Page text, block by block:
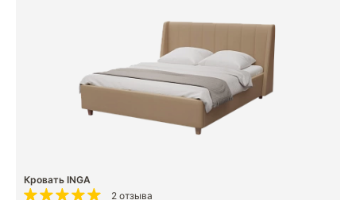
Кровать INGA
2 отзыва